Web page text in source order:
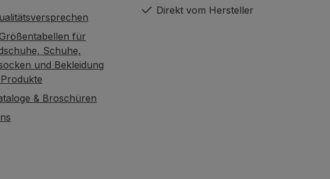
für
Schuhe,
und Bekleidung
& Broschüren
Direkt vom Hersteller